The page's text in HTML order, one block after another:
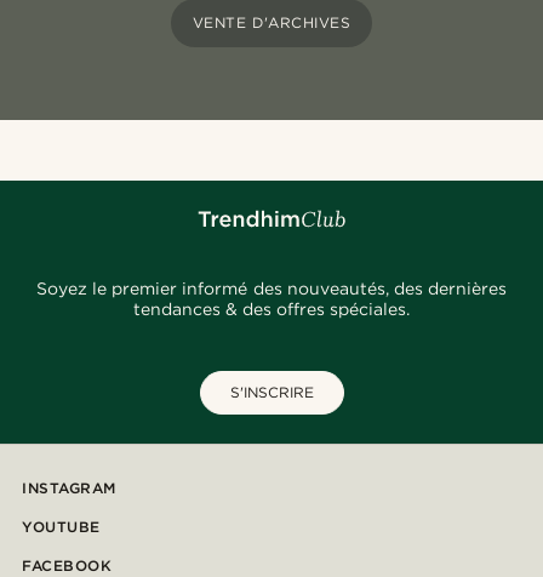
VENTE D'ARCHIVES
Soyez le premier informé des nouveautés, des dernières
tendances & des offres spéciales.
S'INSCRIRE
INSTAGRAM
YOUTUBE
FACEBOOK